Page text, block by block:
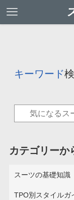
キーワード
カテゴリーか
スーツの基礎知識
TPO別スタイルガ